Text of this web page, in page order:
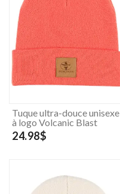
Tuque ultra-douce unisexe
à logo Volcanic Blast
24.98$